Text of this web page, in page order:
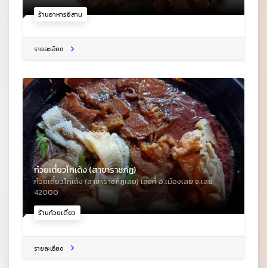
ร้านอาหารอีสาน
รายละเอียด
ร้านก๋วยเตี๋ยว
ก๋วยเตี๋ยวโกเด้ง (สาขาราชภัฏ)
ก๋วยเตี๋ยวโกเด้ง (สาขาราชภัฏเลย) เลขที่ อ.เมืองเลย จ.เลย
42000
รายละเอียด